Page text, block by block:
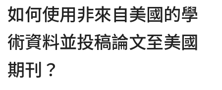
如何使用非來自美國的學
術資料並投稿論文至美國
期刊？